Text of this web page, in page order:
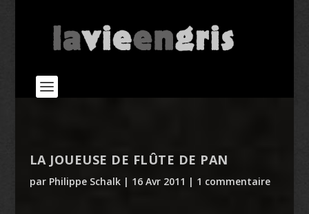
LA JOUEUSE DE FLÛTE DE PAN
par Philippe Schalk| 16 Avr 2011 | 1 commentaire